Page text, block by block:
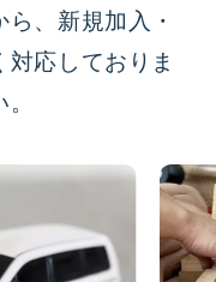
、新規加入・
応しておりま